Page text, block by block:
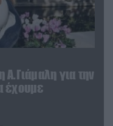
Α.Γιάμαλη για την
έχουμε